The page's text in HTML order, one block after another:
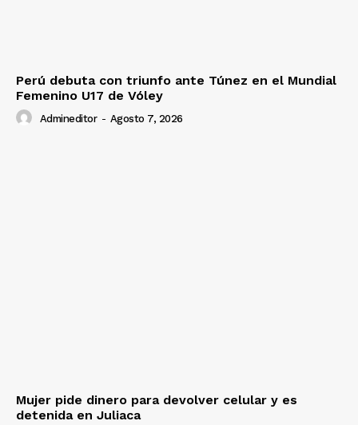
Perú debuta con triunfo ante Túnez en el Mundial
Femenino U17 de Vóley
Admineditor - Agosto 7, 2026
Mujer pide dinero para devolver celular y es
detenida en Juliaca